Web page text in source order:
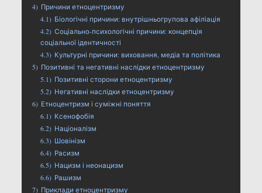
4) Причини етноцентризму
4.1) Біологічні причини: внутрішньогрупова афіліація
4.2) Соціально-психологічні причини: концепція
соціальної ідентичності
4.3) Культурні причини: виховання, медіа та політика
5) Позитивні та негативні наслідки етноцентризму
5.1) Позитивні сторони етноцентризму
5.2) Негативні наслідки етноцентризму
6) Етноцентризм і суміжні поняття
6.1) Ксенофобія
6.2) Націоналізм
6.3) Шовінізм
6.4) Расизм
6.5) Нацизм і неонацизм
6.6) Рашизм
7) Приклади етноцентризму